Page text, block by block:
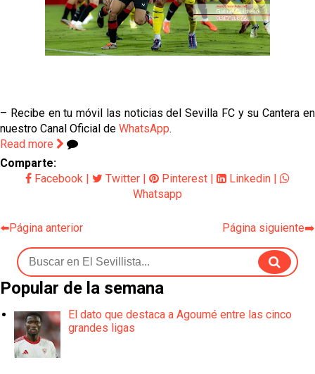
– Recibe en tu móvil las noticias del Sevilla FC y su Cantera en
nuestro Canal Oficial de WhatsApp.
Read more
Comparte:
Facebook | Twitter | Pinterest | Linkedin |
Whatsapp
⬅️Página anterior Página siguiente➡️
Popular de la semana
El dato que destaca a Agoumé entre las cinco
grandes ligas